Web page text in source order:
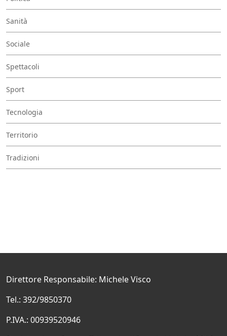
Sanità
Sociale
Spettacoli
Sport
Tecnologia
Territorio
Tradizioni
Direttore Responsabile: Michele Visco
Tel.: 392/9850370
P.IVA.: 00939520946